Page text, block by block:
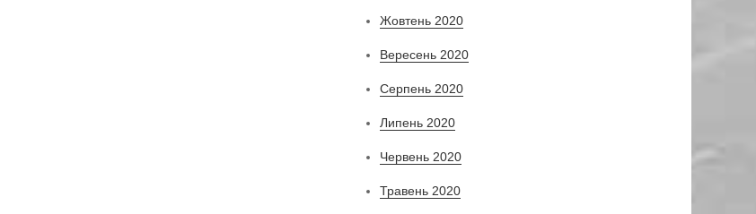
Жовтень 2020
Вересень 2020
Серпень 2020
Липень 2020
Червень 2020
Травень 2020